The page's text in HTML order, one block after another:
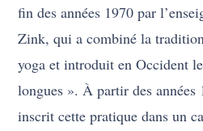
fin des années 1970 par
Zink, qui a combiné la
yoga et introduit en Occident
longues ». À partir des
inscrit cette pratique dans un